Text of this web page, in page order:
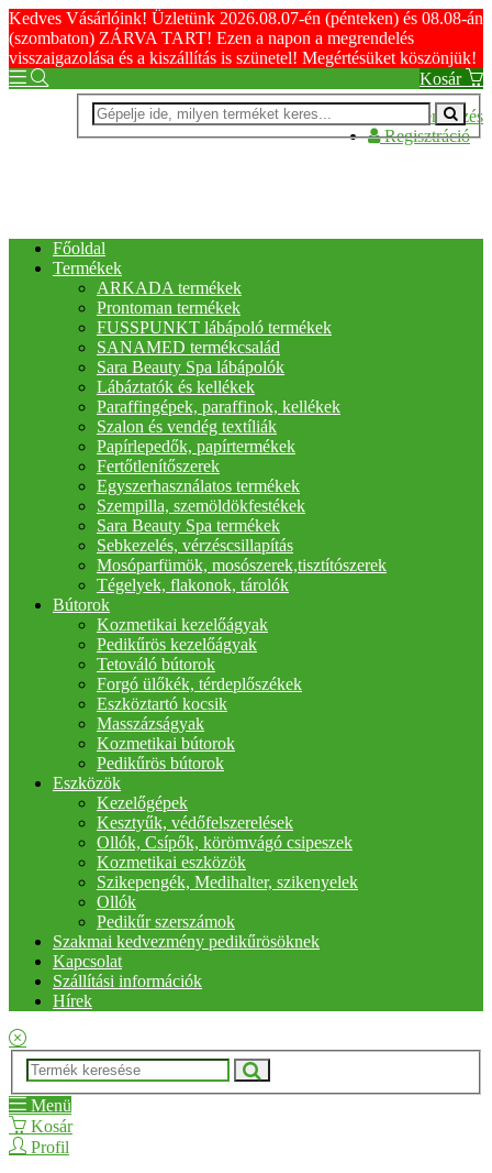
Kedves Vásárlóink! Üzletünk 2026.08.07-én (pénteken) és 08.08-án
(szombaton) ZÁRVA TART! Ezen a napon a megrendelés
visszaigazolása és a kiszállítás is szünetel! Megértésüket köszönjük!
Kosár
Bejelentkezés
Regisztráció
Főoldal
Termékek
ARKADA termékek
Prontoman termékek
FUSSPUNKT lábápoló termékek
SANAMED termékcsalád
Sara Beauty Spa lábápolók
Lábáztatók és kellékek
Paraffingépek, paraffinok, kellékek
Szalon és vendég textíliák
Papírlepedők, papírtermékek
Fertőtlenítőszerek
Egyszerhasználatos termékek
Szempilla, szemöldökfestékek
Sara Beauty Spa termékek
Sebkezelés, vérzéscsillapítás
Mosóparfümök, mosószerek,tisztítószerek
Tégelyek, flakonok, tárolók
Bútorok
Kozmetikai kezelőágyak
Pedikűrös kezelőágyak
Tetováló bútorok
Forgó ülőkék, térdeplőszékek
Eszköztartó kocsik
Masszázságyak
Kozmetikai bútorok
Pedikűrös bútorok
Eszközök
Kezelőgépek
Kesztyűk, védőfelszerelések
Ollók, Csípők, körömvágó csipeszek
Kozmetikai eszközök
Szikepengék, Medihalter, szikenyelek
Ollók
Pedikűr szerszámok
Szakmai kedvezmény pedikűrösöknek
Kapcsolat
Szállítási információk
Hírek
Menü
Kosár
Profil